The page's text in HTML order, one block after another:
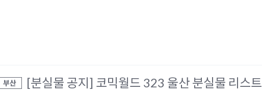
부산 [분실물 공지] 코믹월드 323 울산 분실물 리스트